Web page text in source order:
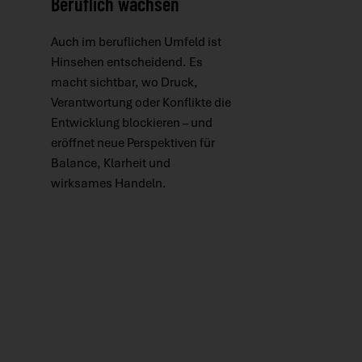
Auch im beruflichen Umfeld ist
Hinsehen entscheidend. Es
macht sichtbar, wo Druck,
Verantwortung oder Konflikte die
Entwicklung blockieren – und
eröffnet neue Perspektiven für
Balance, Klarheit und
wirksames Handeln.